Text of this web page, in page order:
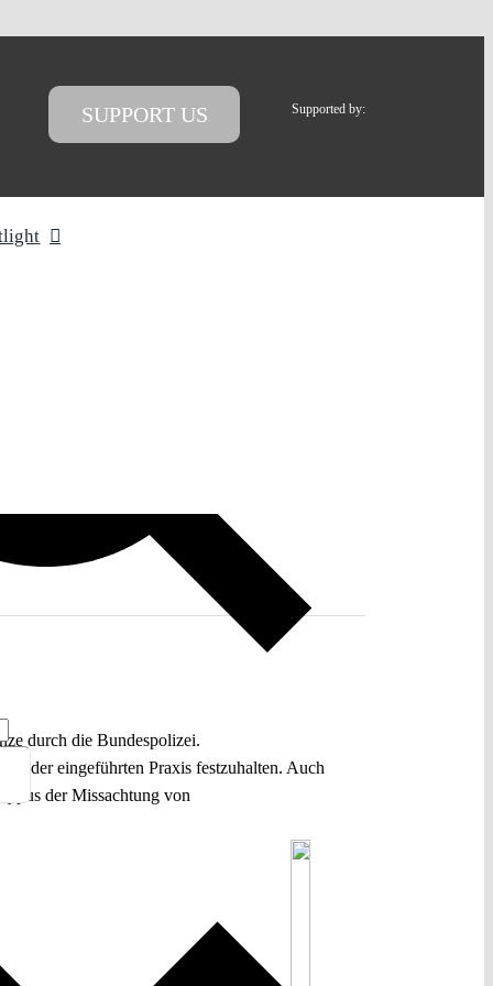
SUPPORT US Supported by:
durch die Bundespolizei.
der eingeführten Praxis festzuhalten. Auch
der Missachtung von